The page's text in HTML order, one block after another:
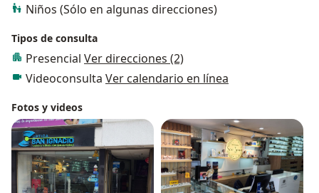
Niños (Sólo en algunas direcciones)
Tipos de consulta
Presencial Ver direcciones (2)
Videoconsulta Ver calendario en línea
Fotos y videos